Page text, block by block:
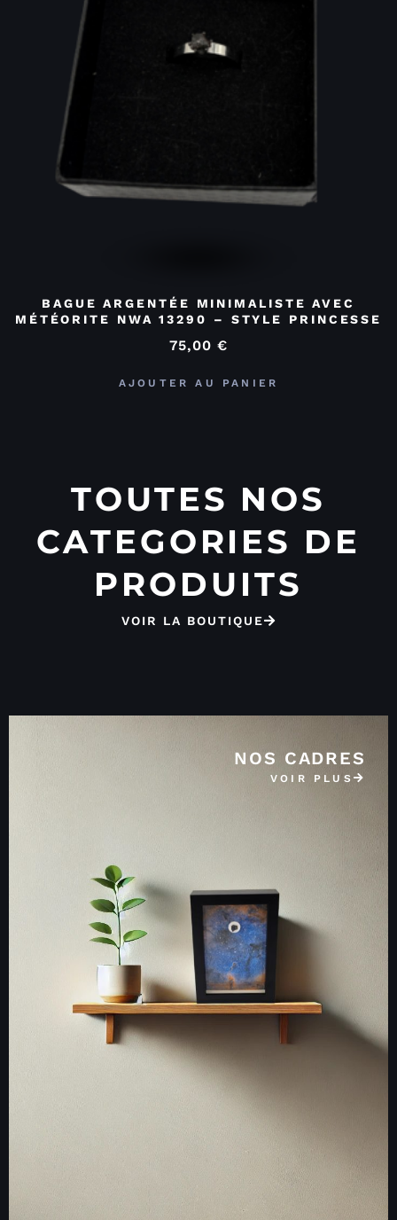
BAGUE ARGENTÉE MINIMALISTE AVEC
MÉTÉORITE NWA 13290 – STYLE PRINCESSE
75,00 €
AJOUTER AU PANIER
TOUTES NOS
CATEGORIES DE
PRODUITS
VOIR LA BOUTIQUE
NOS CADRES
VOIR PLUS